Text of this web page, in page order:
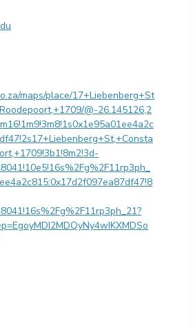
maps/place/17+Liebenberg+St
@-26.145126,2